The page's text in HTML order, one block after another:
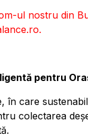
ul nostru din
pentru
care
colectarea